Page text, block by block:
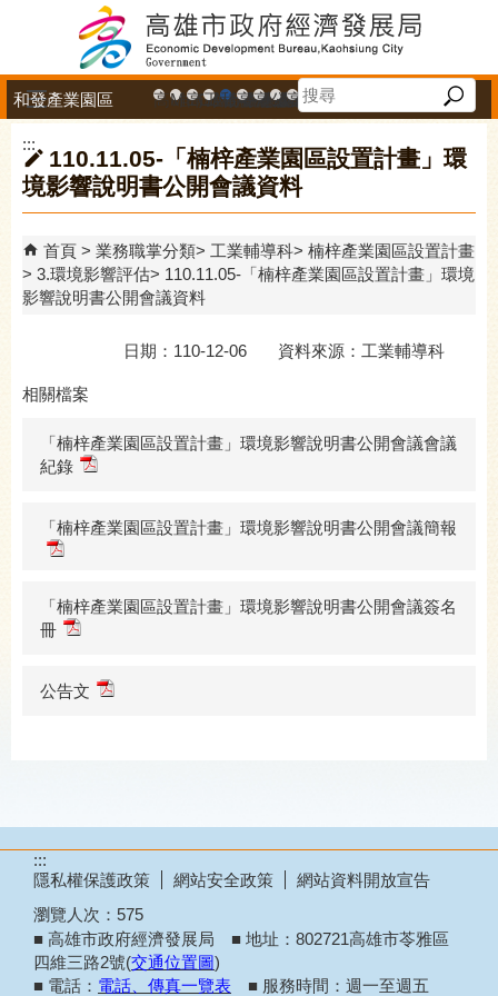
跳到主要內容區塊
高雄市政府中小企業升級輔導網站
MEGABAY大港創艦
高雄金融科技創新園區
工廠登記線上申辦系統
和發產業園區
高雄工業資訊平台
高雄本洲產業園區服務中心
公司、商業登記主題網
高雄市友善商家
高雄市政府經濟發展局-
工業管線防災教育資
高雄市綠能管理資
高雄市綠能管理
高雄淨零商轉
高雄招商網
高雄會展網
專刊『
雄心
「我
和發產業園區
:::
110.11.05-「楠梓產業園區設置計畫」環
境影響說明書公開會議資料
首頁 業務職掌分類 工業輔導科
楠梓產業園區設置計畫
3.環境影響評估
110.11.05-「楠梓產業園區設置計畫」環境
影響說明書公開會議資料
日期：110-12-06 資料來源：工業輔導科
相關檔案
「楠梓產業園區設置計畫」環境影響說明書公開會議會議
紀錄
「楠梓產業園區設置計畫」環境影響說明書公開會議簡報
「楠梓產業園區設置計畫」環境影響說明書公開會議簽名
冊
公告文
:::
隱私權保護政策
網站安全政策
網站資料開放宣告
瀏覽人次： 575
■ 高雄市政府經濟發展局 ■ 地址：802721高雄市苓雅區
四維三路2號(交通位置圖)
■ 電話： 電話、傳真一覽表 ■ 服務時間：週一至週五